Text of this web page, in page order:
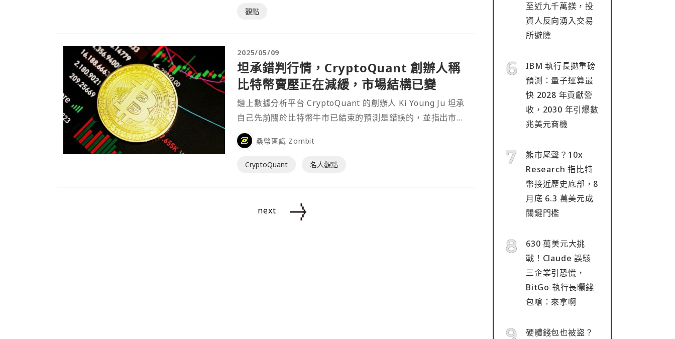
觀點
2025/05/09
坦承錯判行情，CryptoQuant 創辦人稱
比特幣賣壓正在減緩，市場結構已變
鏈上數據分析平台 CryptoQuant 的創辦人 Ki Young Ju 坦承
自己先前關於比特幣牛市已結束的預測是錯誤的，並指出市場
正出現結構性轉變，傳統的週期理論可能已不再適用，除了關
注巨鯨的拋售，更應關注的是機構和 ETF 帶來的新流動性。⋯
桑幣區識 Zombit
CryptoQuant 名人觀點
next
至近九千萬鎂，投
資人反向湧入交易
所避險
IBM 執行長拋重磅
預測：量子運算最
快 2028 年貢獻營
收，2030 年引爆數
兆美元商機
熊市尾聲？10x
Research 指比特
幣接近歷史底部，8
月底 6.3 萬美元成
關鍵門檻
630 萬美元大挑
戰！Claude 誤駭
三企業引恐慌，
BitGo 執行長曬錢
包嗆：來拿啊
硬體錢包也被盜？